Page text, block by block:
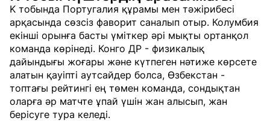
K тобында Португалия құрамы мен тәжірибесі
арқасында сөзсіз фаворит саналып отыр. Колумбия
екінші орынға басты үміткер әрі мықты ортанқол
команда көрінеді. Конго ДР - физикалық
дайындығы жоғары және күтпеген нәтиже көрсете
алатын қауіпті аутсайдер болса, Өзбекстан -
топтағы рейтингі ең төмен команда, сондықтан
оларға әр матчте ұпай үшін жан алысып, жан
берісуге тура келеді.